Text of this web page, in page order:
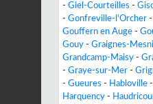
- Giel-Courteilles -
- Gonfreville-l'Orcher -
Gouffern en Auge -
Gouy - Graignes-
Grandcamp-Maisy -
- Graye-sur-Mer -
- Gueures - Habloville -
Harquency -